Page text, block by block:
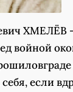
ХМЕЛЁВ
войной
если